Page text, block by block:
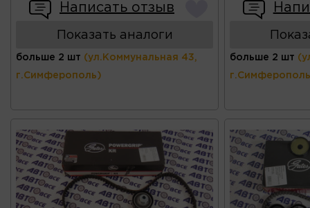
Написать отзыв
Показать аналоги
больше 2 шт (ул.Коммунальная 43,
г.Симферополь)
больше 2 шт